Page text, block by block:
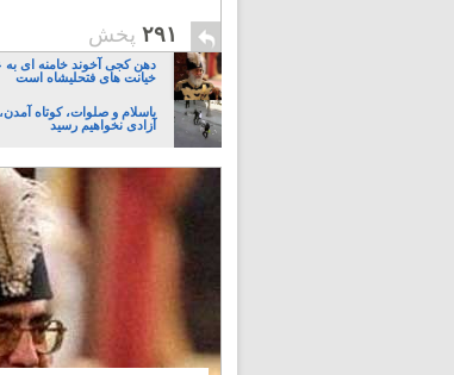
۲۹۱ پخش
دهن کجی آخوند خامنه ای به
خیانت های فتحلیشاه است
باسلام و صلوات، کوتاه
آزادی نخواهیم رسید